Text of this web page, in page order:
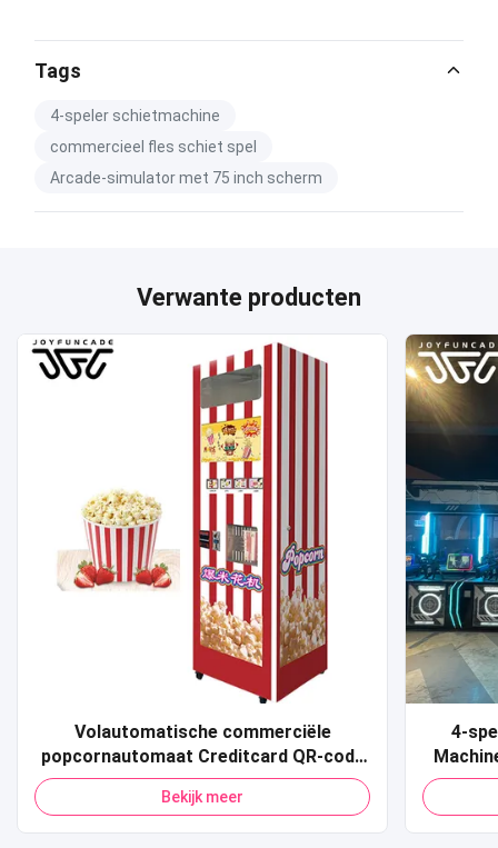
Tags
4-speler schietmachine
commercieel fles schiet spel
Arcade-simulator met 75 inch scherm
Verwante producten
Volautomatische commerciële
popcornautomaat Creditcard QR-code
Betaling Pop Corn-automaat voor
winkelcentrum
Bekijk meer
4-
Sport